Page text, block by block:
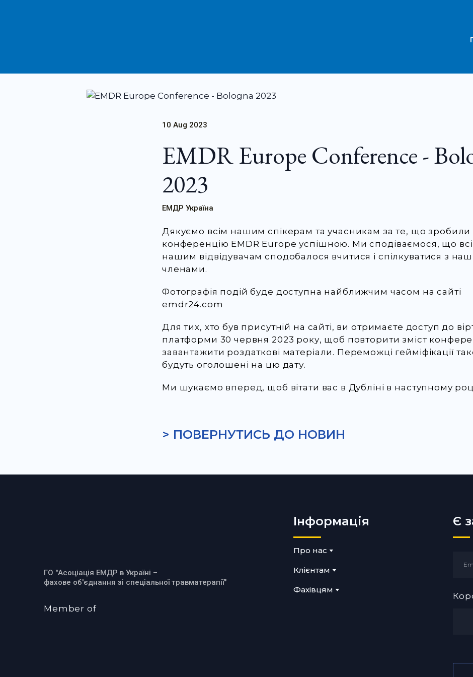
10 Aug 2023
EMDR Europe Conference -
2023
ЕМДР Україна
Дякуємо всім нашим спікерам та учасникам за те, що
конференцію EMDR Europe успішною. Ми сподіваємося, що
нашим відвідувачам сподобалося вчитися і спілкуватися з
членами.
Фотографія подій буде доступна найближчим часом на сайті
emdr24.com
Для тих, хто був присутній на сайті, ви отримаєте доступ до
платформи 30 червня 2023 року, щоб повторити зміст
завантажити роздаткові матеріали. Переможці гейміфікації
будуть оголошені на цю дату.
Ми шукаємо вперед, щоб вітати вас в Дубліні в наступному
> ПОВЕРНУТИСЬ ДО НОВИН
ГО "Асоціація ЕМДР в Україні –
фахове об'єднання зі спеціальної травматерапії"
Member of
Інформація
Про нас
Клієнтам
Фахівцям
Є